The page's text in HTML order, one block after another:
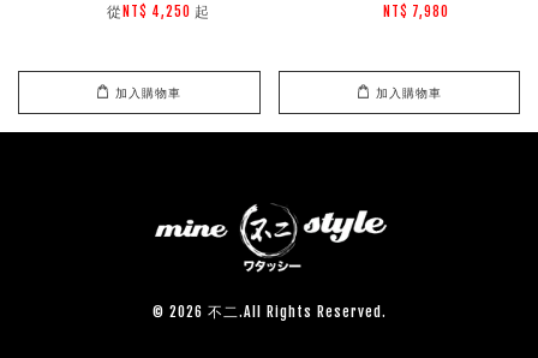
        從
NT$ 4,250 起
加入購物車
NT$ 7,980
加入購物車
© 2026 不二.All Rights Reserved.